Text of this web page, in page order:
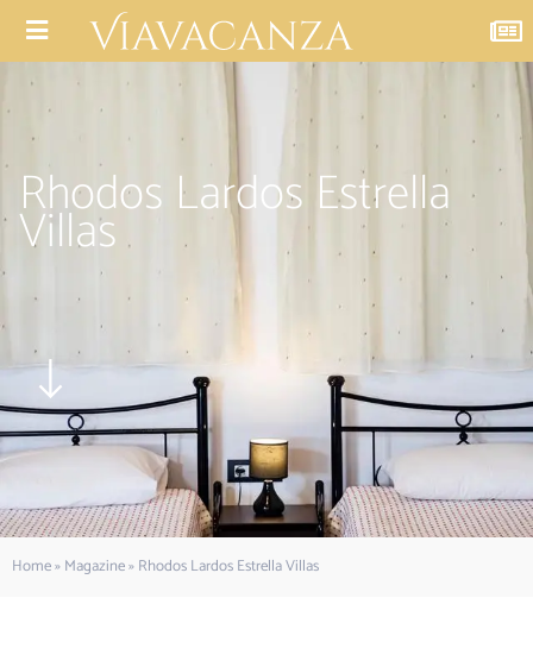
Rhodos Lardos Estrella
Villas
Home»Magazine»Rhodos Lardos Estrella Villas